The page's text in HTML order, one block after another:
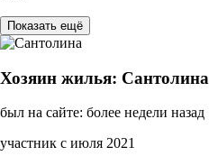
Показать ещё
Хозяин жилья: Сантолина
был на сайте: более недели назад
участник с июля 2021